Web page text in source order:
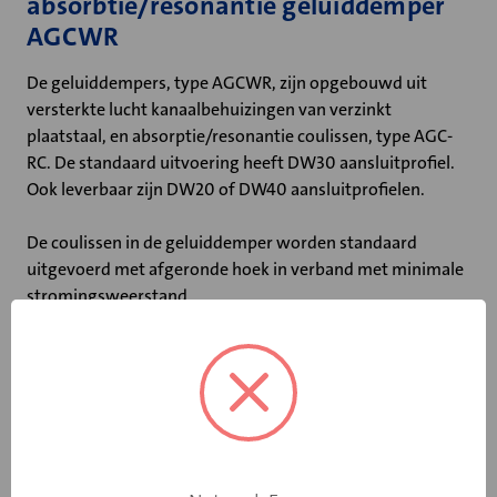
AGCWR
De geluiddempers, type AGCWR, zijn opgebouwd uit
versterkte lucht kanaalbehuizingen van verzinkt
plaatstaal, en absorptie/resonantie coulissen, type AGC-
RC. De standaard uitvoering heeft DW30 aansluitprofiel.
Ook leverbaar zijn DW20 of DW40 aansluitprofielen.
De coulissen in de geluiddemper worden standaard
uitgevoerd met afgeronde hoek in verband met minimale
stromingsweerstand.
Belangrijkste kenmerken:
• Coulissedikte van 100 mm
• Ook leverbaar met DW20 of DW40 profiel
• Niet-brandbaar volgens DIN 4102